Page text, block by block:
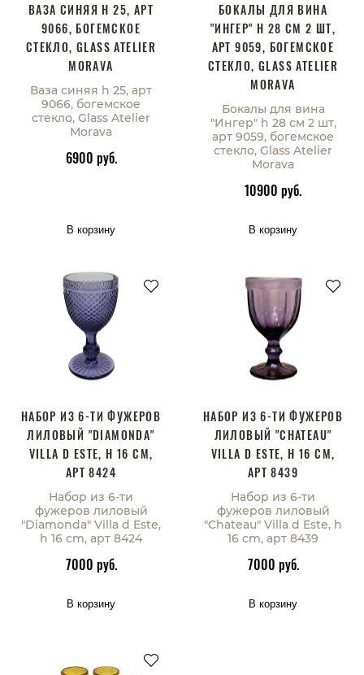
ВАЗА СИНЯЯ H 25, АРТ
9066, БОГЕМСКОЕ
СТЕКЛО, GLASS ATELIER
MORAVA
Ваза синяя h 25, арт
9066, богемское
стекло, Glass Atelier
Morava
6900 руб.
В корзину
БОКАЛЫ ДЛЯ ВИНА
"ИНГЕР" H 28 СМ 2 ШТ,
АРТ 9059, БОГЕМСКОЕ
СТЕКЛО, GLASS ATELIER
MORAVA
Бокалы для вина
"Ингер" h 28 см 2 шт,
арт 9059, богемское
стекло, Glass Atelier
Morava
10900 руб.
В корзину
НАБОР ИЗ 6-ТИ ФУЖЕРОВ
ЛИЛОВЫЙ "DIAMONDA"
VILLA D ESTE, H 16 CM,
АРТ 8424
Набор из 6-ти
фужеров лиловый
"Diamonda" Villa d Este,
h 16 cm, арт 8424
7000 руб.
В корзину
НАБОР ИЗ 6-ТИ ФУЖЕРОВ
ЛИЛОВЫЙ "CHATEAU"
VILLA D ESTE, H 16 CM,
АРТ 8439
Набор из 6-ти
фужеров лиловый
"Chateau" Villa d Este, h
16 cm, арт 8439
7000 руб.
В корзину